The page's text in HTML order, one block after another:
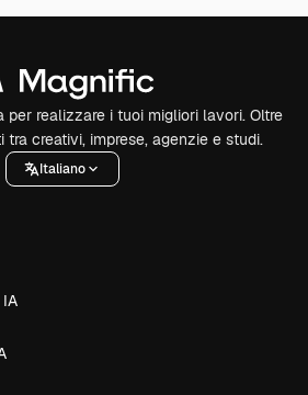
per realizzare i tuoi migliori lavori. Oltre
tra creativi, imprese, agenzie e studi.
Italiano